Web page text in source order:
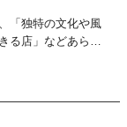
「独特の文化や風
る店」などあらゆ
にちゃちゃを入れ
出したトークバラ